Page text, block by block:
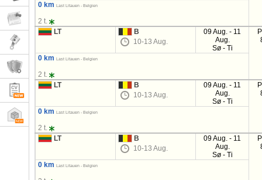
0 km Last Litauen - Belgien
2 t.
LT
B
10-13 Aug.
09 Aug. - 11
Aug.
Sø - Ti
0 km Last Litauen - Belgien
2 t.
LT
B
10-13 Aug.
09 Aug. - 11
Aug.
Sø - Ti
0 km Last Litauen - Belgien
2 t.
LT
B
10-13 Aug.
09 Aug. - 11
Aug.
Sø - Ti
0 km Last Litauen - Belgien